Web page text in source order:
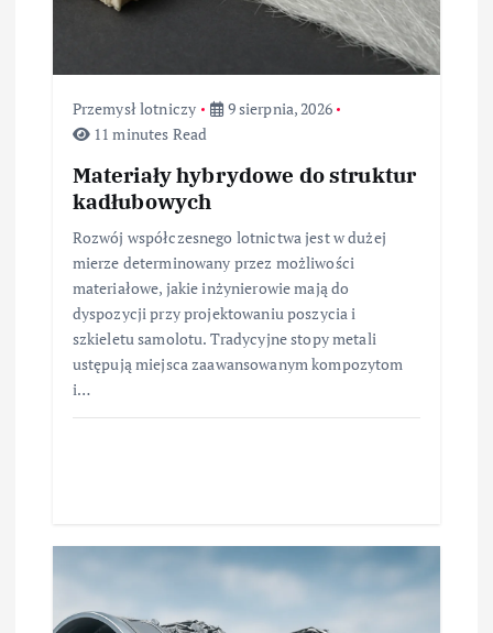
u
Przemysł lotniczy
9 sierpnia, 2026
11 minutes Read
Materiały hybrydowe do struktur
kadłubowych
Rozwój współczesnego lotnictwa jest w dużej
mierze determinowany przez możliwości
materiałowe, jakie inżynierowie mają do
dyspozycji przy projektowaniu poszycia i
szkieletu samolotu. Tradycyjne stopy metali
ustępują miejsca zaawansowanym kompozytom
i…